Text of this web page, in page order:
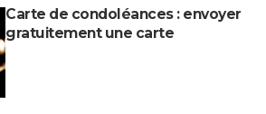
Carte de condoléances : envoyer
gratuitement une carte